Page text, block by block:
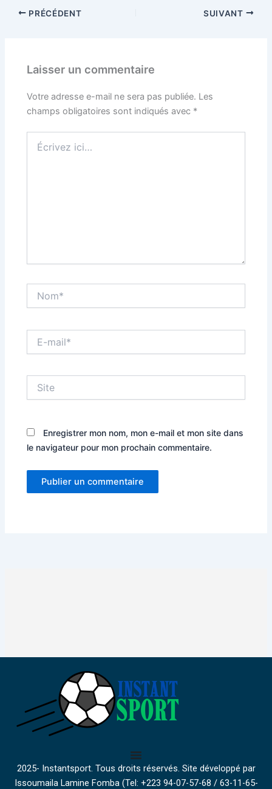
PRÉCÉDENT SUIVANT
Laisser un commentaire
Votre adresse e-mail ne sera pas publiée. Les
champs obligatoires sont indiqués avec *
ici…
mail*
Enregistrer mon nom, mon e-mail et mon site dans
le navigateur pour mon prochain commentaire.
2025- Instantsport. Tous droits réservés. Site développé par
Issoumaila Lamine Fomba (Tel: +223 94-07-57-68 / 63-11-65-